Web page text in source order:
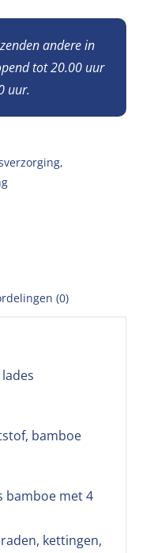
andere in
tot 20.00 uur
uur.
,
(0)
bamboe
bamboe met 4
kettingen,